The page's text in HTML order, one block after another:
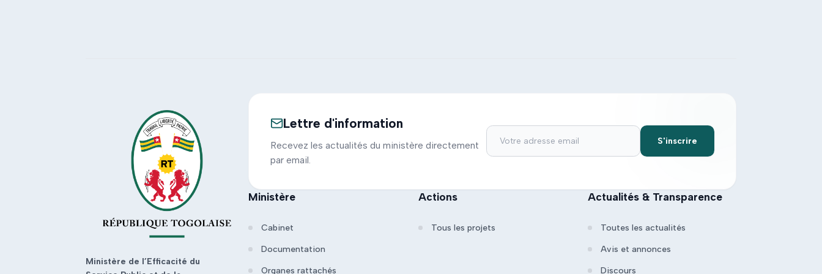
Ministère de l’Efficacité du
Lettre d'information
Recevez les actualités du ministère directement
par email.
S'inscrire
Ministère
Cabinet
Documentation
Organes rattachés
Actions
Tous les projets
Actualités & Transparence
Toutes les actualités
Avis et annonces
Discours